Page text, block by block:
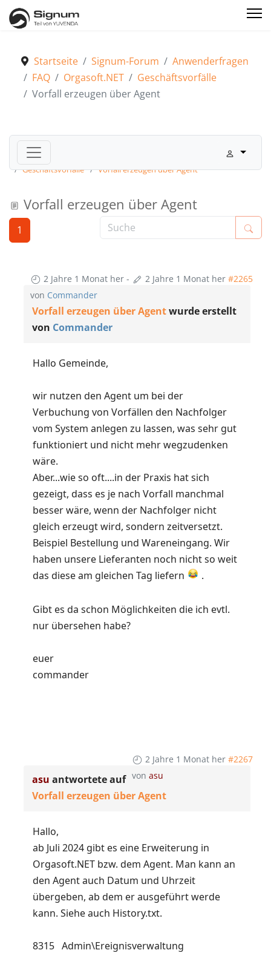
Startseite Signum-Forum
Anwenderfragen
FAQ
Orgasoft.NET
Geschäftsvorfälle
Vorfall erzeugen über Agent
Signum-Forum
Orgasoft.NET
Geschäftsvorfälle
Vorfall erzeugen über Agent
Vorfall erzeugen über Agent
1
2 Jahre 1 Monat her - 2 Jahre 1 Monat her #2265
von Commander
Vorfall erzeugen über Agentwurde erstellt
von Commander
Hallo Gemeinde,
wir nutzen den Agent um bei der
Verbuchung von Vorfällen den Nachfolger
vom System anlegen zu lassen, was sehr gut
funktioniert und nicht mehr wegzudenken
wäre.
Aber...wie so oft....in der Praxis hat sich
gezeigt, dass es je nach Vorfall manchmal
besser wäre, wenn der Nachfolger nicht
gleich erzeugt wird, sondern zeitversetzt.
Beispiel Bestellung und Wareneingang. Wir
haben unsere Lieferanten noch nicht so weit
das diese am gleichen Tag liefern
.
Gibt es da schon Möglichkeiten die ich evtl.
nur übersehen habe?
euer
commander
2 Jahre 1 Monat her #2267
von asu
asu antwortete auf
Vorfall erzeugen über Agent
Hallo,
ab Juli 2024 gibt es eine Erweiterung in
Orgasoft.NET bzw. dem Agent. Man kann an
den Agent auch Datum und Uhrzeit
übergeben, ab dem er ausgeführt werde
kann. Siehe auch History.txt.
8315 Admin\Ereignisverwaltung